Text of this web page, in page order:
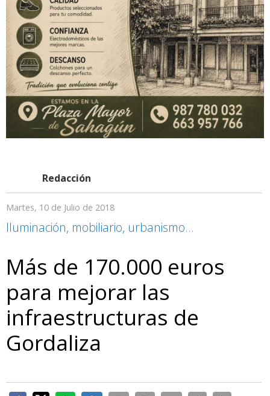
Redacción
Martes, 10 de Julio de 2018
Iluminación, mobiliario, urbanismo…
Más de 170.000 euros
para mejorar las
infraestructuras de
Gordaliza